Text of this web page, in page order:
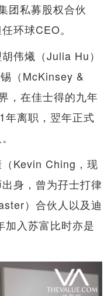
团私募股权合伙
环球CEO。
伟爔（Julia Hu）
（McKinsey &
，在佳士得的九年
年离职，翌年正式
Kevin Ching，现
身，曾为孖士打律
）合伙人以及迪
加入苏富比时亦是